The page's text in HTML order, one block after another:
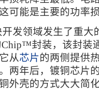
可能是主要的功率
发领域发生了重大
封装，该封装
从芯片的两侧提供
两年后，镀铜芯片
外壳的方式大大简